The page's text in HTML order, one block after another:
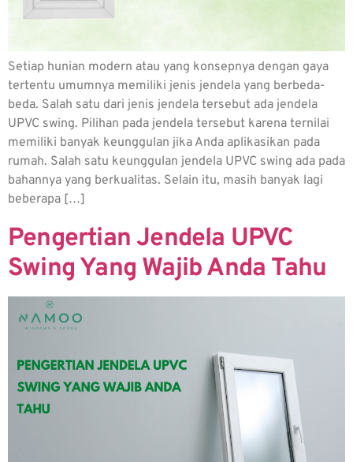
Setiap hunian modern atau yang konsepnya dengan gaya
tertentu umumnya memiliki jenis jendela yang berbeda-
beda. Salah satu dari jenis jendela tersebut ada jendela
UPVC swing. Pilihan pada jendela tersebut karena ternilai
memiliki banyak keunggulan jika Anda aplikasikan pada
rumah. Salah satu keunggulan jendela UPVC swing ada pada
bahannya yang berkualitas. Selain itu, masih banyak lagi
beberapa […]
Pengertian Jendela UPVC
Swing Yang Wajib Anda Tahu